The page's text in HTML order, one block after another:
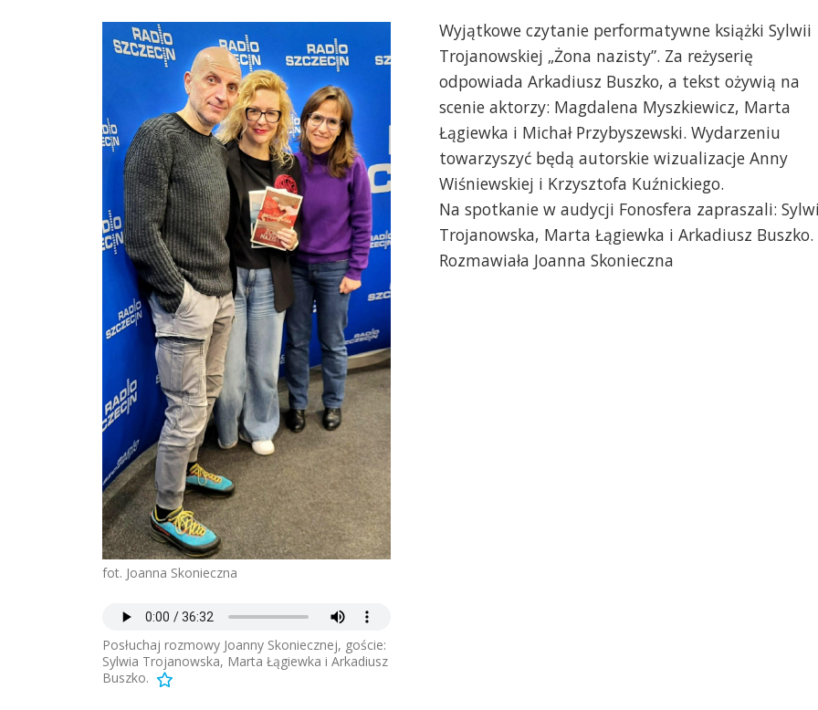
fot. Joanna Skonieczna
Posłuchaj rozmowy Joanny Skoniecznej, goście:
Sylwia Trojanowska, Marta Łągiewka i Arkadiusz
Buszko.
Wyjątkowe czytanie performatywne książki Sylwii
Trojanowskiej „Żona nazisty”. Za reżyserię
odpowiada Arkadiusz Buszko, a tekst ożywią na
scenie aktorzy: Magdalena Myszkiewicz, Marta
Łągiewka i Michał Przybyszewski. Wydarzeniu
towarzyszyć będą autorskie wizualizacje Anny
Wiśniewskiej i Krzysztofa Kuźnickiego.
Na spotkanie w audycji Fonosfera zapraszali:
Trojanowska, Marta Łągiewka i Arkadiusz Buszko.
Rozmawiała Joanna Skonieczna